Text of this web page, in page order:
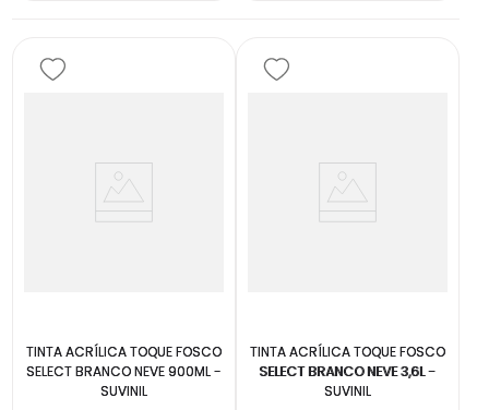
TINTA ACRÍLICA TOQUE FOSCO
SELECT BRANCO NEVE 900ML -
SUVINIL
TINTA ACRÍLICA TOQUE FOSCO
SELECT BRANCO NEVE 3,6L -
SUVINIL